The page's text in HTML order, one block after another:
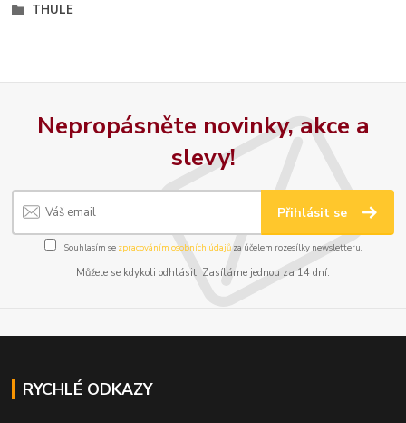
THULE
Nepropásněte novinky, akce a
slevy!
Přihlásit se
Souhlasím se zpracováním osobních údajůza účelem rozesílky newsletteru.
Můžete se kdykoli odhlásit. Zasíláme jednou za 14 dní.
RYCHLÉ ODKAZY